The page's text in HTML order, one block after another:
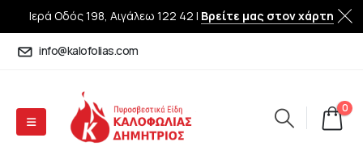
Ιερά Οδός 198, Αιγάλεω 122 42 | Βρείτε μας στον χάρτη
info@kalofolias.com
0